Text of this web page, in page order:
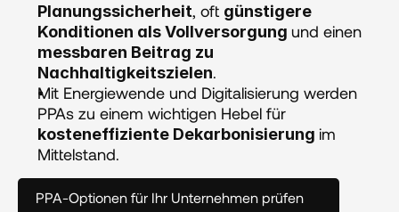
Planungssicherheit, oft günstigere
Konditionen als Vollversorgung
messbaren Beitrag zu
Nachhaltigkeitszielen.
Mit Energiewende und Digitalisierung werden
kosteneffiziente Dekarbonisierung im
Mittelstand.
PPA-Optionen für Ihr Unternehmen prüfen